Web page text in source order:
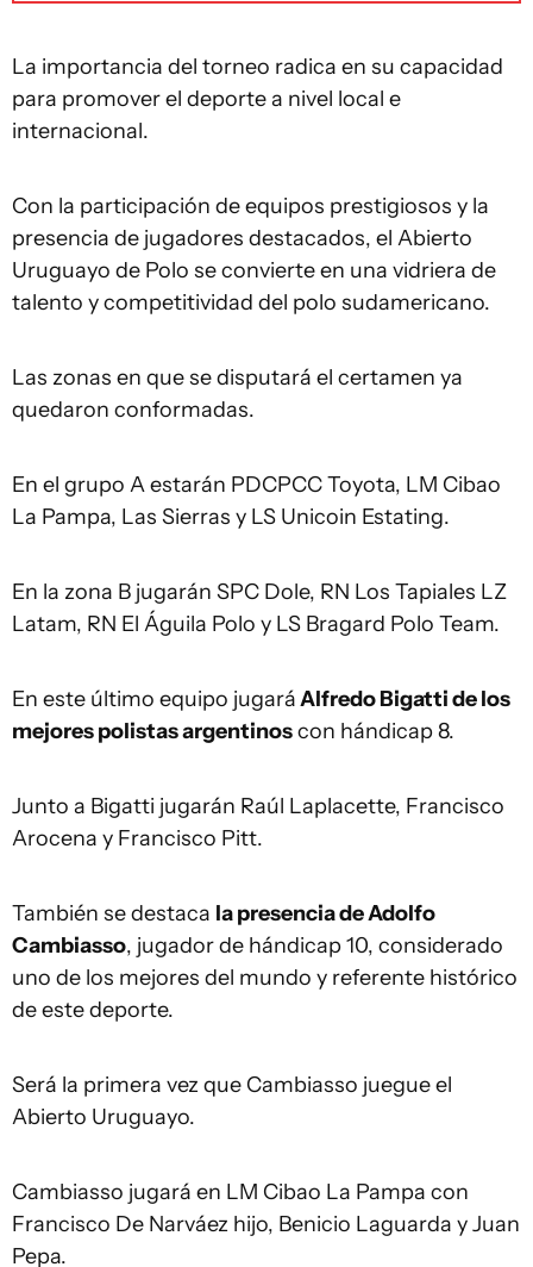
La importancia del torneo radica en su capacidad
para promover el deporte a nivel local e
internacional.
Con la participación de equipos prestigiosos y la
presencia de jugadores destacados, el Abierto
Uruguayo de Polo se convierte en una vidriera de
talento y competitividad del polo sudamericano.
Las zonas en que se disputará el certamen ya
quedaron conformadas.
En el grupo A estarán PDCPCC Toyota, LM Cibao
La Pampa, Las Sierras y LS Unicoin Estating.
En la zona B jugarán SPC Dole, RN Los Tapiales LZ
Latam, RN El Águila Polo y LS Bragard Polo Team.
En este último equipo jugaráAlfredo Bigatti de los
mejores polistas argentinoscon hándicap 8.
Junto a Bigatti jugarán Raúl Laplacette, Francisco
Arocena y Francisco Pitt.
También se destaca la presencia de Adolfo
Cambiasso, jugador de hándicap 10, considerado
uno de los mejores del mundo y referente histórico
de este deporte.
Será la primera vez que Cambiasso juegue el
Abierto Uruguayo.
Cambiasso jugará en LM Cibao La Pampa con
Francisco De Narváez hijo, Benicio Laguarda y Juan
Pepa.